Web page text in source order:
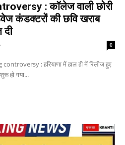
: कॉलेज वाली छोरी
कंडक्टरों की छवि खराब
0
: हरियाणा में हाल ही में रिलीज हुए
हो गया...